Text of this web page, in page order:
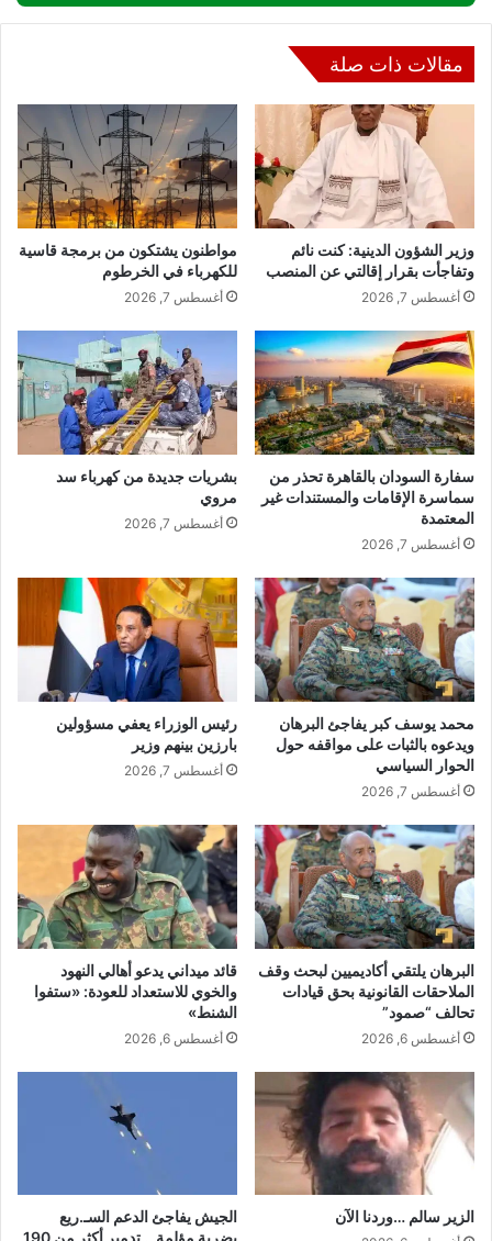
مقالات ذات صلة
وزير الشؤون الدينية: كنت نائم
وتفاجأت بقرار إقالتي عن المنصب
أغسطس 7, 2026
مواطنون يشتكون من برمجة قاسية
للكهرباء في الخرطوم
أغسطس 7, 2026
سفارة السودان بالقاهرة تحذر من
سماسرة الإقامات والمستندات غير
المعتمدة
أغسطس 7, 2026
بشريات جديدة من كهرباء سد
مروي
أغسطس 7, 2026
محمد يوسف كبر يفاجئ البرهان
ويدعوه بالثبات على مواقفه حول
الحوار السياسي
أغسطس 7, 2026
رئيس الوزراء يعفي مسؤولين
بارزين بينهم وزير
أغسطس 7, 2026
البرهان يلتقي أكاديميين لبحث وقف
الملاحقات القانونية بحق قيادات
تحالف “صمود”
أغسطس 6, 2026
قائد ميداني يدعو أهالي النهود
والخوي للاستعداد للعودة: «ستفوا
الشنط»
أغسطس 6, 2026
الزير سالم …وردنا الآن
الجيش يفاجئ الدعم السـ.ريع